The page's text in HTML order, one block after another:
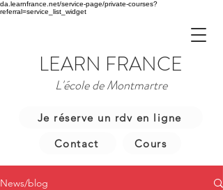
da.learnfrance.net/service-page/private-courses?
referral=service_list_widget
LEARN FRANCE
L'école de Montmartre
Je réserve un rdv en ligne
Contact
Cours
News/blog